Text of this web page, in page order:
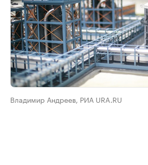
Владимир Андреев, РИА URA.RU